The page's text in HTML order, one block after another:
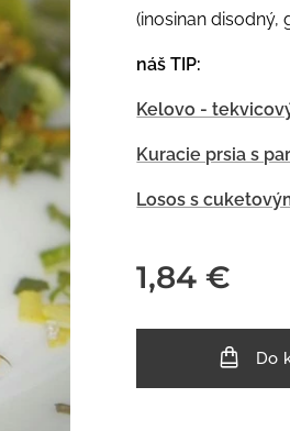
(inosinan disodný,
náš TIP:
Kelovo -
Kuracie prsia s
Losos s
1,84 €
Do